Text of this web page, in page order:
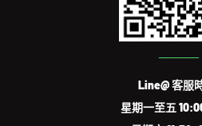
Line@ 客服
星期一至五